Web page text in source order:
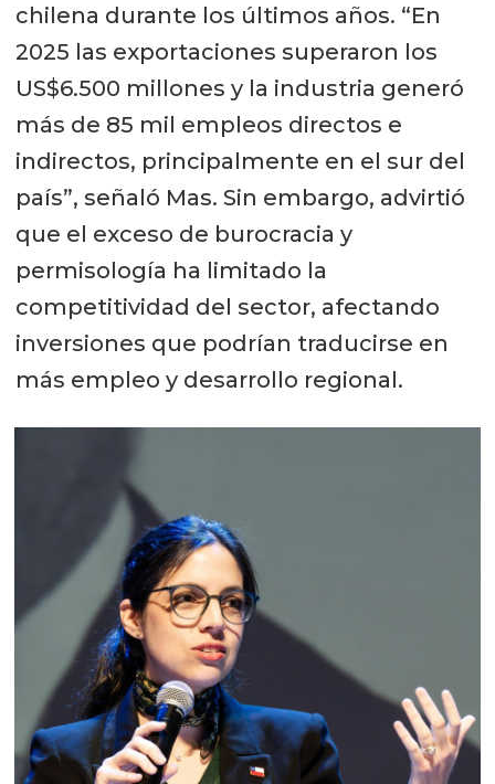
chilena durante los últimos años. “En
2025 las exportaciones superaron los
US$6.500 millones y la industria generó
más de 85 mil empleos directos e
indirectos, principalmente en el sur del
país”, señaló Mas. Sin embargo, advirtió
que el exceso de burocracia y
permisología ha limitado la
competitividad del sector, afectando
inversiones que podrían traducirse en
más empleo y desarrollo regional.